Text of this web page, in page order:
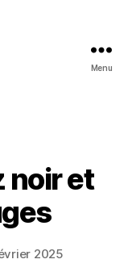
Menu
noir et
2025